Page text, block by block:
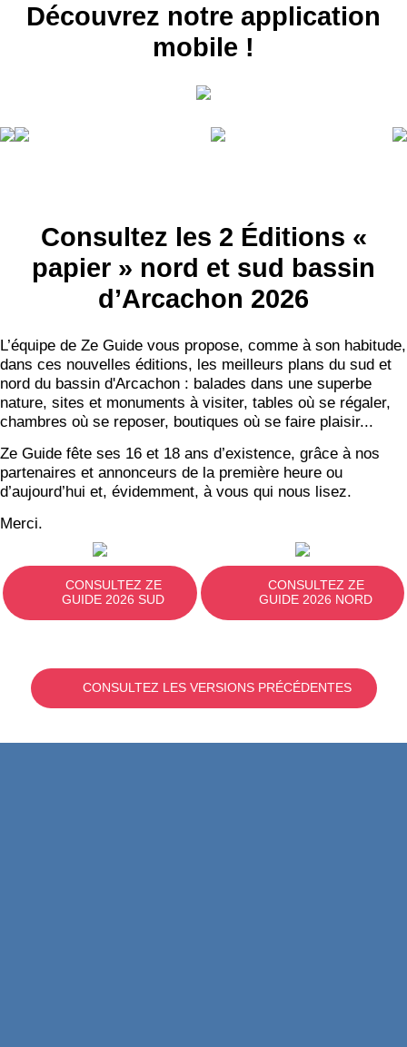
Découvrez notre application
mobile !
Consultez les 2 Éditions «
papier » nord et sud bassin
d’Arcachon 2026
L’équipe de Ze Guide vous propose, comme à son habitude,
dans ces nouvelles éditions, les meilleurs plans du sud et
nord du bassin d'Arcachon : balades dans une superbe
nature, sites et monuments à visiter, tables où se régaler,
chambres où se reposer, boutiques où se faire plaisir...
Ze Guide fête ses 16 et 18 ans d’existence, grâce à nos
partenaires et annonceurs de la première heure ou
d’aujourd’hui et, évidemment, à vous qui nous lisez.
Merci.
CONSULTEZ ZE
GUIDE 2026 SUD
CONSULTEZ ZE
GUIDE 2026 NORD
CONSULTEZ LES VERSIONS PRÉCÉDENTES